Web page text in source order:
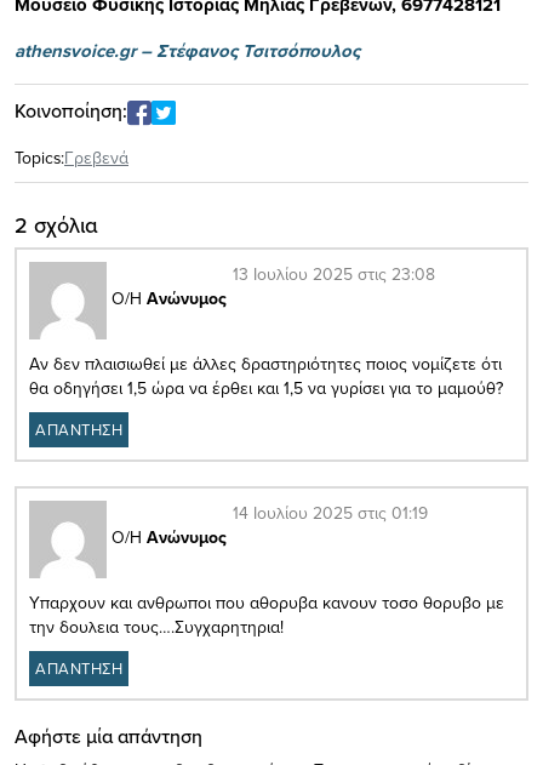
athensvoice.gr –Στέφανος Τσιτσόπουλος
Κοινοποίηση:
Topics:Γρεβενά
2 σχόλια
Ο/Η Ανώνυμος
13 Ιουλίου 2025 στις 23:08
Αν δεν πλαισιωθεί με άλλες δραστηριότητες ποιος νομίζετε ότι
θα οδηγήσει 1,5 ώρα να έρθει και 1,5 να γυρίσει για το μαμούθ?
ΑΠΑΝΤΗΣΗ
Ο/Η Ανώνυμος
14 Ιουλίου 2025 στις 01:19
Υπαρχουν και ανθρωποι που αθορυβα κανουν τοσο θορυβο με
την δουλεια τους….Συγχαρητηρια!
ΑΠΑΝΤΗΣΗ
Αφήστε μία απάντηση